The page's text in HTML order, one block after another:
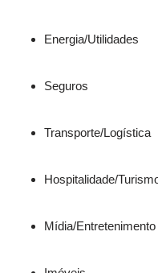
Energia/Utilidades
Seguros
Transporte/Logística
Hospitalidade/
Mídia/Entretenimento